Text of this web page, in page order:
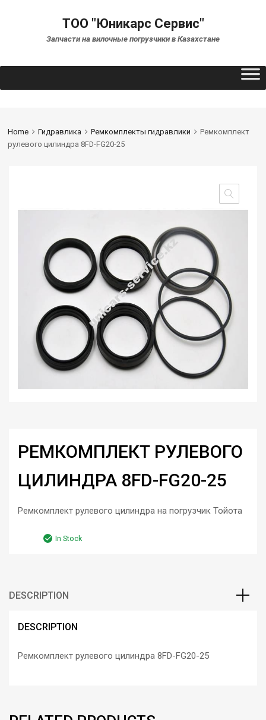
ТОО "Юникарс Сервис"
Запчасти на вилочные погрузчики в Казахстане
Home Гидравлика Ремкомплекты гидравлики
Ремкомплект
рулевого цилиндра 8FD-FG20-25
РЕМКОМПЛЕКТ РУЛЕВОГО
ЦИЛИНДРА 8FD-FG20-25
Ремкомплект рулевого цилиндра на погрузчик Тойота
In Stock
DESCRIPTION
DESCRIPTION
Ремкомплект рулевого цилиндра 8FD-FG20-25